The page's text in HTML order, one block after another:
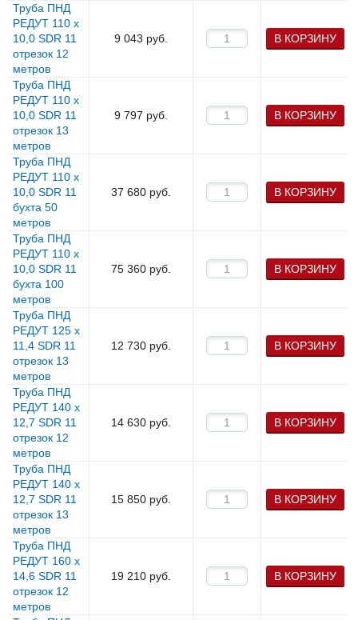
Труба ПНД
РЕДУТ 110 х
10,0 SDR 11
отрезок 12
метров
9 043 руб. В КОРЗИНУ
Труба ПНД
РЕДУТ 110 х
10,0 SDR 11
отрезок 13
метров
9 797 руб. В КОРЗИНУ
Труба ПНД
РЕДУТ 110 х
10,0 SDR 11
бухта 50
метров
37 680 руб. В КОРЗИНУ
Труба ПНД
РЕДУТ 110 х
10,0 SDR 11
бухта 100
метров
75 360 руб. В КОРЗИНУ
Труба ПНД
РЕДУТ 125 х
11,4 SDR 11
отрезок 13
метров
12 730 руб. В КОРЗИНУ
Труба ПНД
РЕДУТ 140 х
12,7 SDR 11
отрезок 12
метров
14 630 руб. В КОРЗИНУ
Труба ПНД
РЕДУТ 140 х
12,7 SDR 11
отрезок 13
метров
15 850 руб. В КОРЗИНУ
Труба ПНД
РЕДУТ 160 х
14,6 SDR 11
отрезок 12
метров
19 210 руб. В КОРЗИНУ